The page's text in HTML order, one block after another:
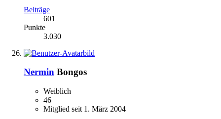
Beiträge
601
Punkte
3.030
Nermin Bongos
Weiblich
46
Mitglied seit 1. März 2004